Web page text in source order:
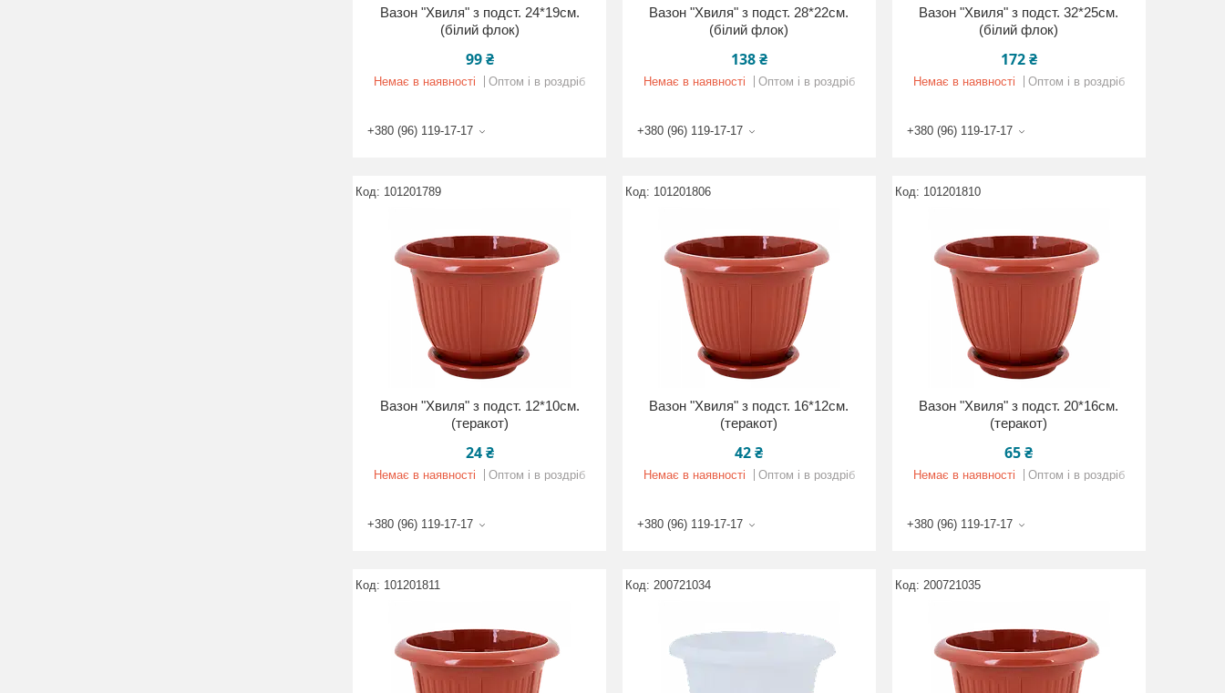
Вазон "Хвиля" з подст. 24*19см.
(білий флок)
99 ₴
Немає в наявності Оптом і в роздріб
+380 (96) 119-17-17
Вазон "Хвиля" з подст. 28*22см.
(білий флок)
138 ₴
Немає в наявності Оптом і в роздріб
+380 (96) 119-17-17
Вазон "Хвиля" з подст. 32*25см.
(білий флок)
172 ₴
Немає в наявності Оптом і в роздріб
+380 (96) 119-17-17
101201789
Вазон "Хвиля" з подст. 12*10см.
(теракот)
24 ₴
Немає в наявності Оптом і в роздріб
+380 (96) 119-17-17
101201806
Вазон "Хвиля" з подст. 16*12см.
(теракот)
42 ₴
Немає в наявності Оптом і в роздріб
+380 (96) 119-17-17
101201810
Вазон "Хвиля" з подст. 20*16см.
(теракот)
65 ₴
Немає в наявності Оптом і в роздріб
+380 (96) 119-17-17
101201811 200721034 200721035